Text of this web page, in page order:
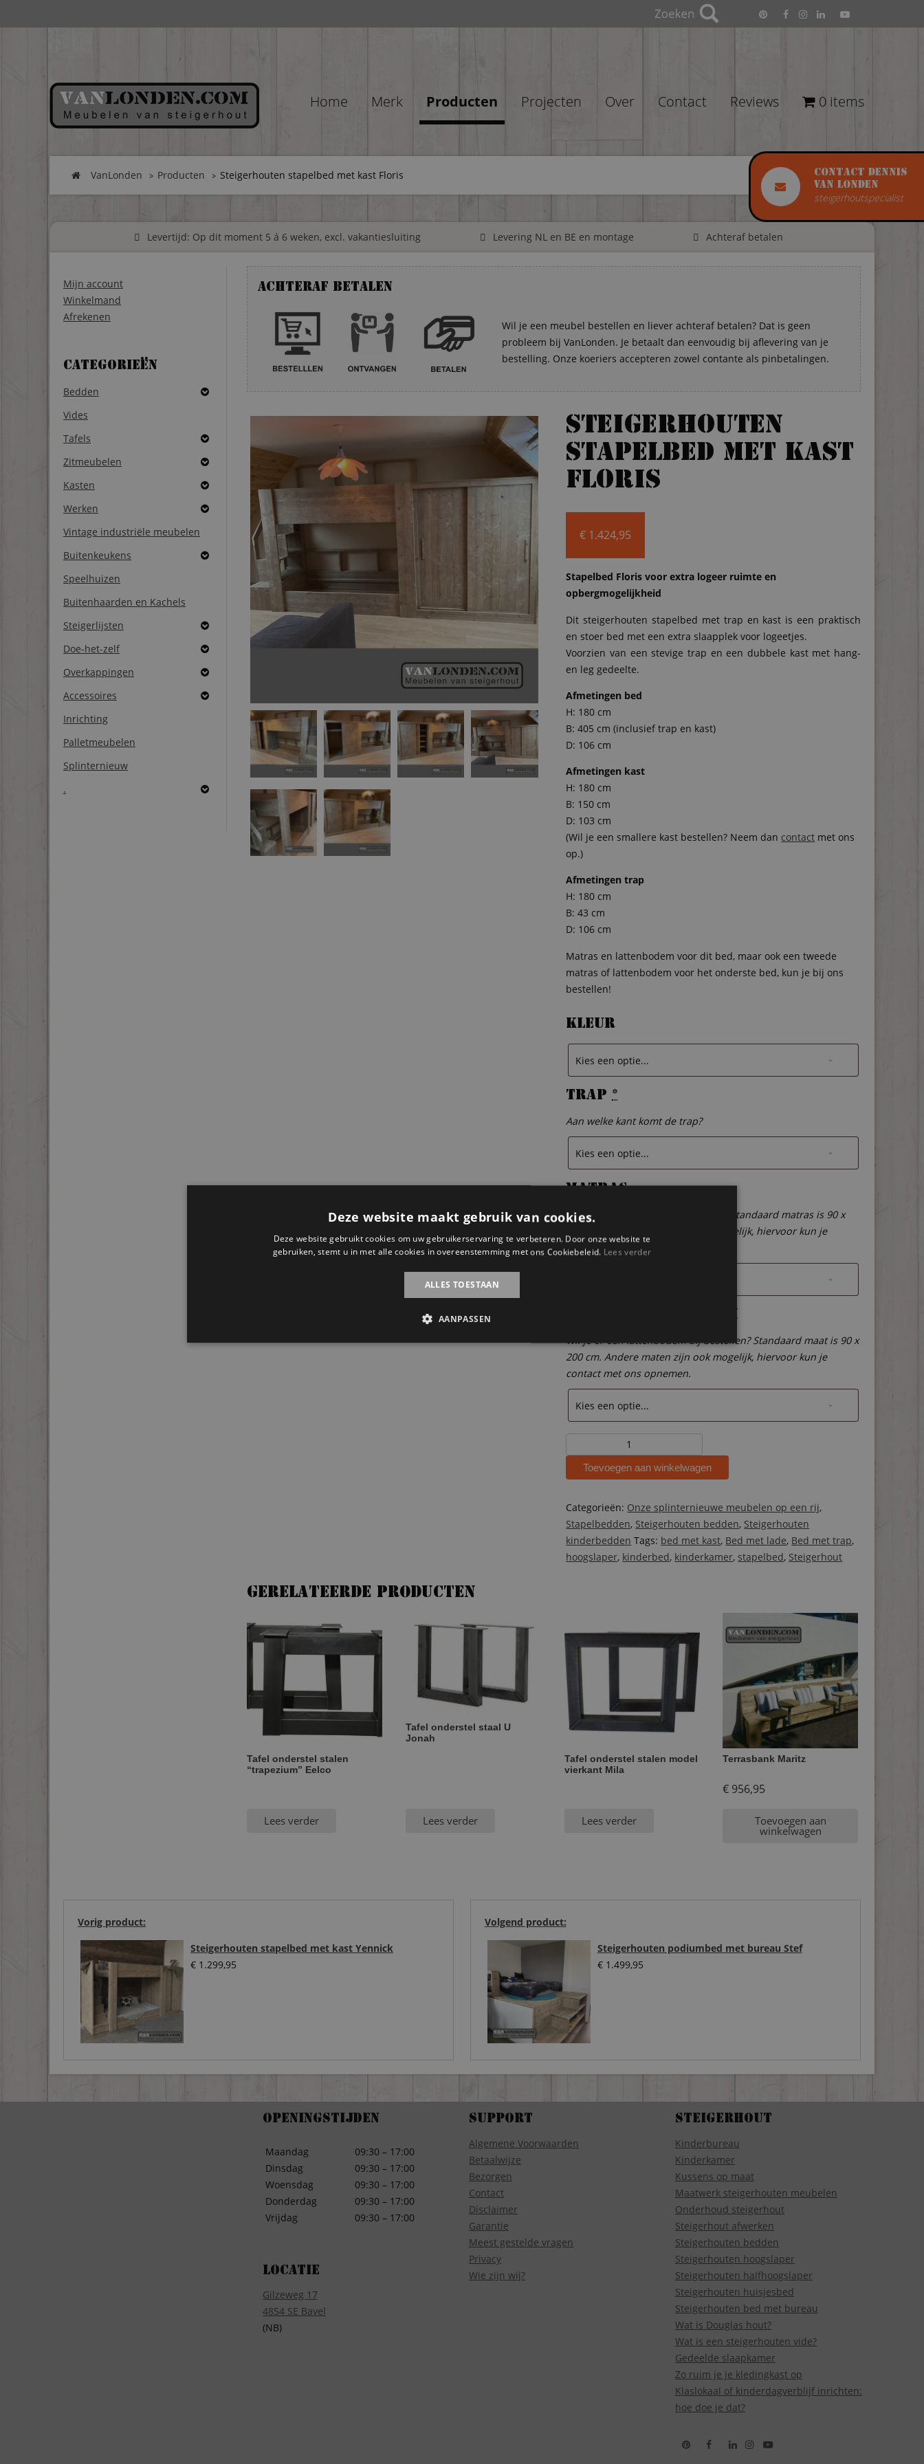
Contact Dennis
van Londen
steigerhoutspecialist
Home Merk Producten Projecten Over Contact Reviews 0 items
VanLonden Producten Steigerhouten stapelbed met kast Floris
Levertijd: Op dit moment 5 á 6 weken, excl. vakantiesluiting Levering NL en BE en montage Achteraf betalen
Mijn account
Winkelmand
Afrekenen
Categorieën
Bedden
Vides
Tafels
Zitmeubelen
Kasten
Werken
Vintage industriële meubelen
Buitenkeukens
Speelhuizen
Buitenhaarden en Kachels
Steigerlijsten
Doe-het-zelf
Overkappingen
Accessoires
Inrichting
Palletmeubelen
Splinternieuw
.
Achteraf betalen
Wil je een meubel bestellen en liever achteraf betalen? Dat is geen
probleem bij VanLonden. Je betaalt dan eenvoudig bij aflevering van je
bestelling. Onze koeriers accepteren zowel contante als pinbetalingen.
Steigerhouten
stapelbed met kast
Floris
€ 1.424,95
Stapelbed Floris voor extra logeer ruimte en
opbergmogelijkheid
Dit steigerhouten stapelbed met trap en kast is een praktisch
en stoer bed met een extra slaapplek voor logeetjes.
Voorzien van een stevige trap en een dubbele kast met hang-
en leg gedeelte.
Afmetingen bed
H: 180 cm
B: 405 cm (inclusief trap en kast)
D: 106 cm
Afmetingen kast
H: 180 cm
B: 150 cm
D: 103 cm
(Wil je een smallere kast bestellen? Neem dan contact met ons
op.)
Afmetingen trap
H: 180 cm
B: 43 cm
D: 106 cm
Matras en lattenbodem voor dit bed, maar ook een tweede
matras of lattenbodem voor het onderste bed, kun je bij ons
bestellen!
Kleur
Trap*
Aan welke kant komt de trap?
Matras
Wil je een (extra) matras bestellen? Standaard matras is 90 x
200 cm. Andere maten zijn ook mogelijk, hiervoor kun je
contact met ons opnemen.
Houten lattenbodem
Wil je er een lattenbodem bij bestellen? Standaard maat is 90 x
200 cm. Andere maten zijn ook mogelijk, hiervoor kun je
contact met ons opnemen.
Steigerhouten
stapelbed
Floris
aantal
Toevoegen aan winkelwagen
Categorieën: Onze splinternieuwe meubelen op een rij,
Stapelbedden, Steigerhouten bedden, Steigerhouten
kinderbedden Tags: bed met kast, Bed met lade, Bed met trap,
hoogslaper, kinderbed, kinderkamer, stapelbed, Steigerhout
Gerelateerde producten
Tafel onderstel stalen
“trapezium” Eelco
Lees verder
Tafel onderstel staal U
Jonah
Lees verder
Tafel onderstel stalen model
vierkant Mila
Lees verder
Terrasbank Maritz
€ 956,95
Toevoegen aan
winkelwagen
Volgend product:
Steigerhouten podiumbed met bureau Stef
€1.499,95
Vorig product:
Steigerhouten stapelbed met kast Yennick
€ 1.299,95
Openingstijden
Maandag
Dinsdag
Woensdag
Donderdag
Vrijdag
09:30 – 17:00
09:30 – 17:00
09:30 – 17:00
09:30 – 17:00
09:30 – 17:00
Locatie
Gilzeweg 17
4854 SE Bavel
(NB)
Support
Algemene Voorwaarden
Betaalwijze
Bezorgen
Contact
Disclaimer
Garantie
Meest gestelde vragen
Privacy
Wie zijn wij?
Steigerhout
Kinderbureau
Kinderkamer
Kussens op maat
Maatwerk steigerhouten meubelen
Onderhoud steigerhout
Steigerhout afwerken
Steigerhouten bedden
Steigerhouten hoogslaper
Steigerhouten halfhoogslaper
Steigerhouten huisjesbed
Steigerhouten bed met bureau
Wat is Douglas hout?
Wat is een steigerhouten vide?
Gedeelde slaapkamer
Zo ruim je je kledingkast op
Klaslokaal of kinderdagverblijf inrichten:
hoe doe je dat?
Deze website maakt gebruik van cookies.
Deze website gebruikt cookies om uw gebruikerservaring te verbeteren. Door onze website te
gebruiken, stemt u in met alle cookies in overeenstemming met ons Cookiebeleid. Lees verder
ALLES TOESTAAN
AANPASSEN